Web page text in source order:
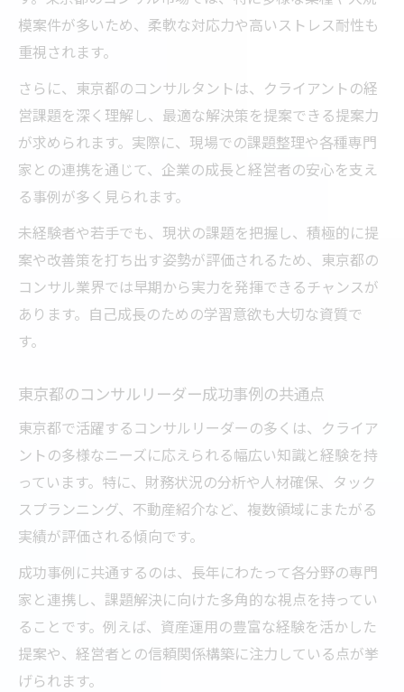
模案件が多いため、柔軟な対応力や高いストレス耐性も
重視されます。
さらに、東京都のコンサルタントは、クライアントの経
営課題を深く理解し、最適な解決策を提案できる提案力
が求められます。実際に、現場での課題整理や各種専門
家との連携を通じて、企業の成長と経営者の安心を支え
る事例が多く見られます。
未経験者や若手でも、現状の課題を把握し、積極的に提
案や改善策を打ち出す姿勢が評価されるため、東京都の
コンサル業界では早期から実力を発揮できるチャンスが
あります。自己成長のための学習意欲も大切な資質で
す。
東京都のコンサルリーダー成功事例の共通点
東京都で活躍するコンサルリーダーの多くは、クライア
ントの多様なニーズに応えられる幅広い知識と経験を持
っています。特に、財務状況の分析や人材確保、タック
スプランニング、不動産紹介など、複数領域にまたがる
実績が評価される傾向です。
成功事例に共通するのは、長年にわたって各分野の専門
家と連携し、課題解決に向けた多角的な視点を持ってい
ることです。例えば、資産運用の豊富な経験を活かした
提案や、経営者との信頼関係構築に注力している点が挙
げられます。